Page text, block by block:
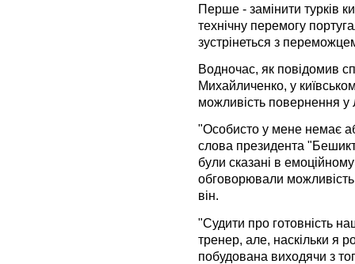
Перше - замінити турків
технічну перемогу
зустрінеться з
Водночас, як повідомив
Михайличенко, у
можливість повернення у
"Особисто у мене немає
слова президента
були сказані в
обговорювали
він.
"Судити про готовність
тренер, але, наскільки я
побудована виходячи з